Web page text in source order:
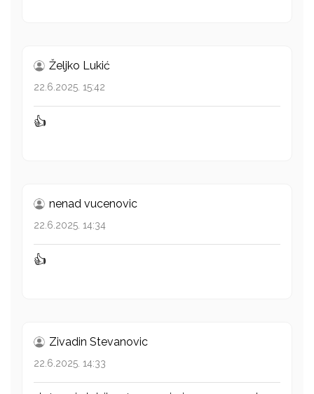
Željko Lukić
22.6.2025. 15:42
👍
nenad vucenovic
22.6.2025. 14:34
👍
Zivadin Stevanovic
22.6.2025. 14:33